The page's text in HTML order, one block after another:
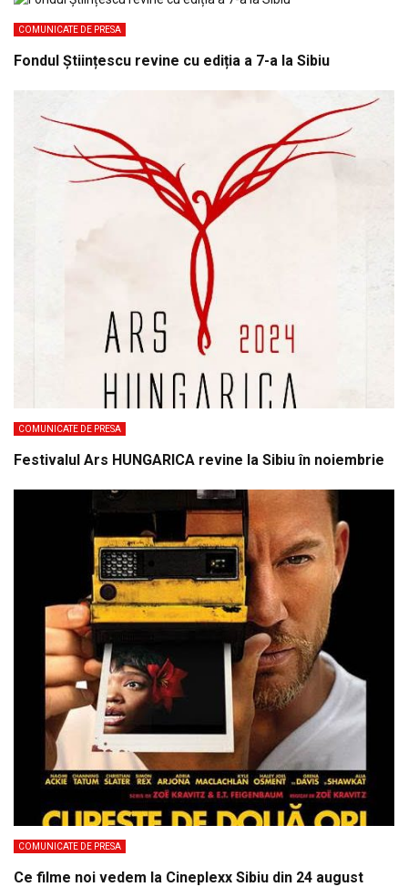
COMUNICATE DE PRESA
Fondul Științescu revine cu ediția a 7-a la Sibiu
COMUNICATE DE PRESA
Festivalul Ars HUNGARICA revine la Sibiu în noiembrie
COMUNICATE DE PRESA
Ce filme noi vedem la Cineplexx Sibiu din 24 august